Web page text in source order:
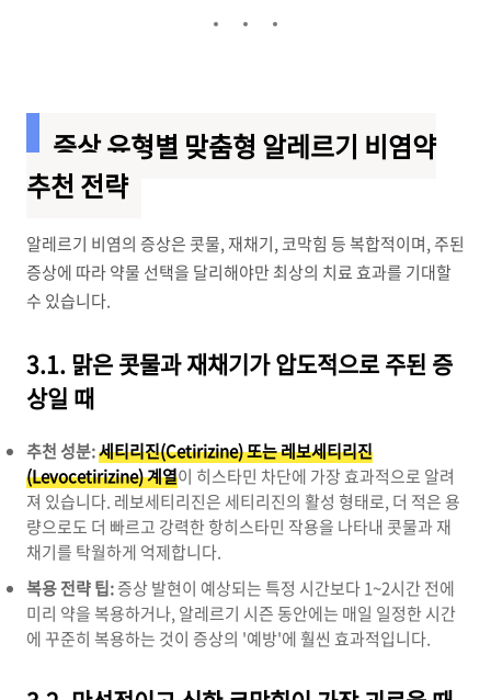
증상 유형별 맞춤형 알레르기 비염약
추천 전략
알레르기 비염의 증상은 콧물, 재채기, 코막힘 등 복합적이며, 주된
증상에 따라 약물 선택을 달리해야만 최상의 치료 효과를 기대할
수 있습니다.
3.1. 맑은 콧물과 재채기가 압도적으로 주된 증
상일 때
추천 성분:세티리진(Cetirizine) 또는 레보세티리진
(Levocetirizine) 계열이 히스타민 차단에 가장 효과적으로 알려
져 있습니다. 레보세티리진은 세티리진의 활성 형태로, 더 적은 용
량으로도 더 빠르고 강력한 항히스타민 작용을 나타내 콧물과 재
채기를 탁월하게 억제합니다.
복용 전략 팁:증상 발현이 예상되는 특정 시간보다 1~2시간 전에
미리 약을 복용하거나, 알레르기 시즌 동안에는 매일 일정한 시간
에 꾸준히 복용하는 것이 증상의 '예방'에 훨씬 효과적입니다.